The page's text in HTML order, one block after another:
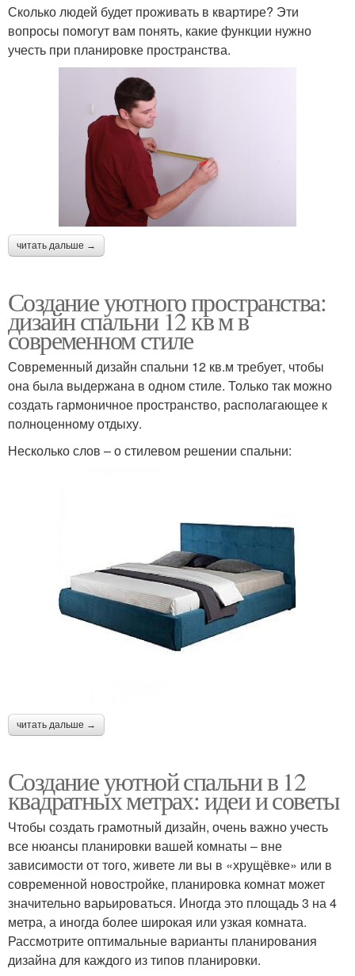
Сколько людей будет проживать в квартире? Эти
вопросы помогут вам понять, какие функции нужно
учесть при планировке пространства.
читать дальше →
Создание уютного пространства:
дизайн спальни 12 кв м в
современном стиле
Современный дизайн спальни 12 кв.м требует, чтобы
она была выдержана в одном стиле. Только так можно
создать гармоничное пространство, располагающее к
полноценному отдыху.
Несколько слов – о стилевом решении спальни:
читать дальше →
Создание уютной спальни в 12
квадратных метрах: идеи и советы
Чтобы создать грамотный дизайн, очень важно учесть
все нюансы планировки вашей комнаты – вне
зависимости от того, живете ли вы в «хрущёвке» или в
современной новостройке, планировка комнат может
значительно варьироваться. Иногда это площадь 3 на 4
метра, а иногда более широкая или узкая комната.
Рассмотрите оптимальные варианты планирования
дизайна для каждого из типов планировки.